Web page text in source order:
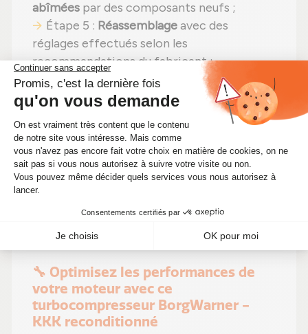
abîmées par des composants neufs ;
Étape 5 : Réassemblageavec des
réglages effectués selon les
recommandations du fabricant ;
Étape 6 : Contrôle qualité
sur banc
d'essai Schenck avant envoi.
En choisissant unturbocompresseur
reconditionné, vous faites un pari gagnant :
efficacité préservée,moins de dépenses
(avec un tarif imbattable à 361,00 €)et un
Optimisez votre moteur tout en faisant
des économies !
🔧 Optimisez les performances de
votre moteur avec ce
turbocompresseur BorgWarner -
KKK reconditionné